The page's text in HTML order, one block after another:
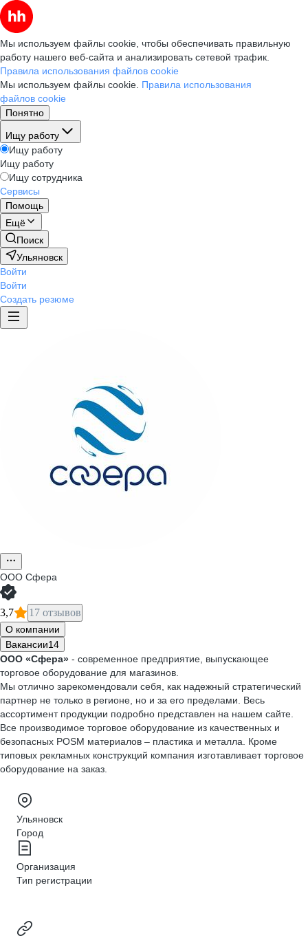
Мы используем файлы cookie, чтобы обеспечивать правильную
работу нашего веб-сайта и анализировать сетевой трафик.
Правила использования файлов cookie
Мы используем файлы cookie. Правила использования
файлов cookie
Понятно
Ищу работу
Ищу работу
Ищу работу
Ищу сотрудника
Сервисы
Помощь
Ещё
Поиск
Ульяновск
Войти
Войти
Создать резюме
ООО Сфера
3,7 17 отзывов
О компании
Вакансии14
ООО «Сфера» - современное предприятие, выпускающее
торговое оборудование для магазинов.
Мы отлично зарекомендовали себя, как надежный стратегический
партнер не только в регионе, но и за его пределами. Весь
ассортимент продукции подробно представлен на нашем сайте.
Все производимое торговое оборудование из качественных и
безопасных POSM материалов – пластика и металла. Кроме
типовых рекламных конструкций компания изготавливает торговое
оборудование на заказ.
Ульяновск
Город
Организация
Тип регистрации